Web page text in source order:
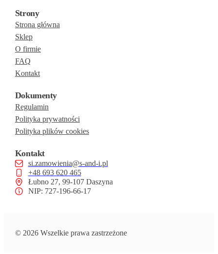
Strony
Strona główna
Sklep
O firmie
FAQ
Kontakt
Dokumenty
Regulamin
Polityka prywatności
Polityka plików cookies
Kontakt
si.zamowienia@s-and-i.pl
+48 693 620 465
Łubno 27, 99-107 Daszyna
NIP: 727-196-66-17
© 2026 Wszelkie prawa zastrzeżone